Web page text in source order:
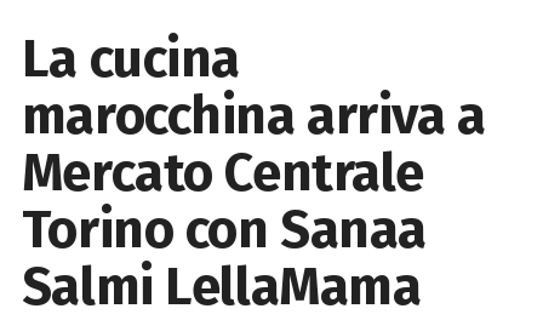
La cucina
marocchina arriva a
Mercato Centrale
Torino con Sanaa
Salmi LellaMama